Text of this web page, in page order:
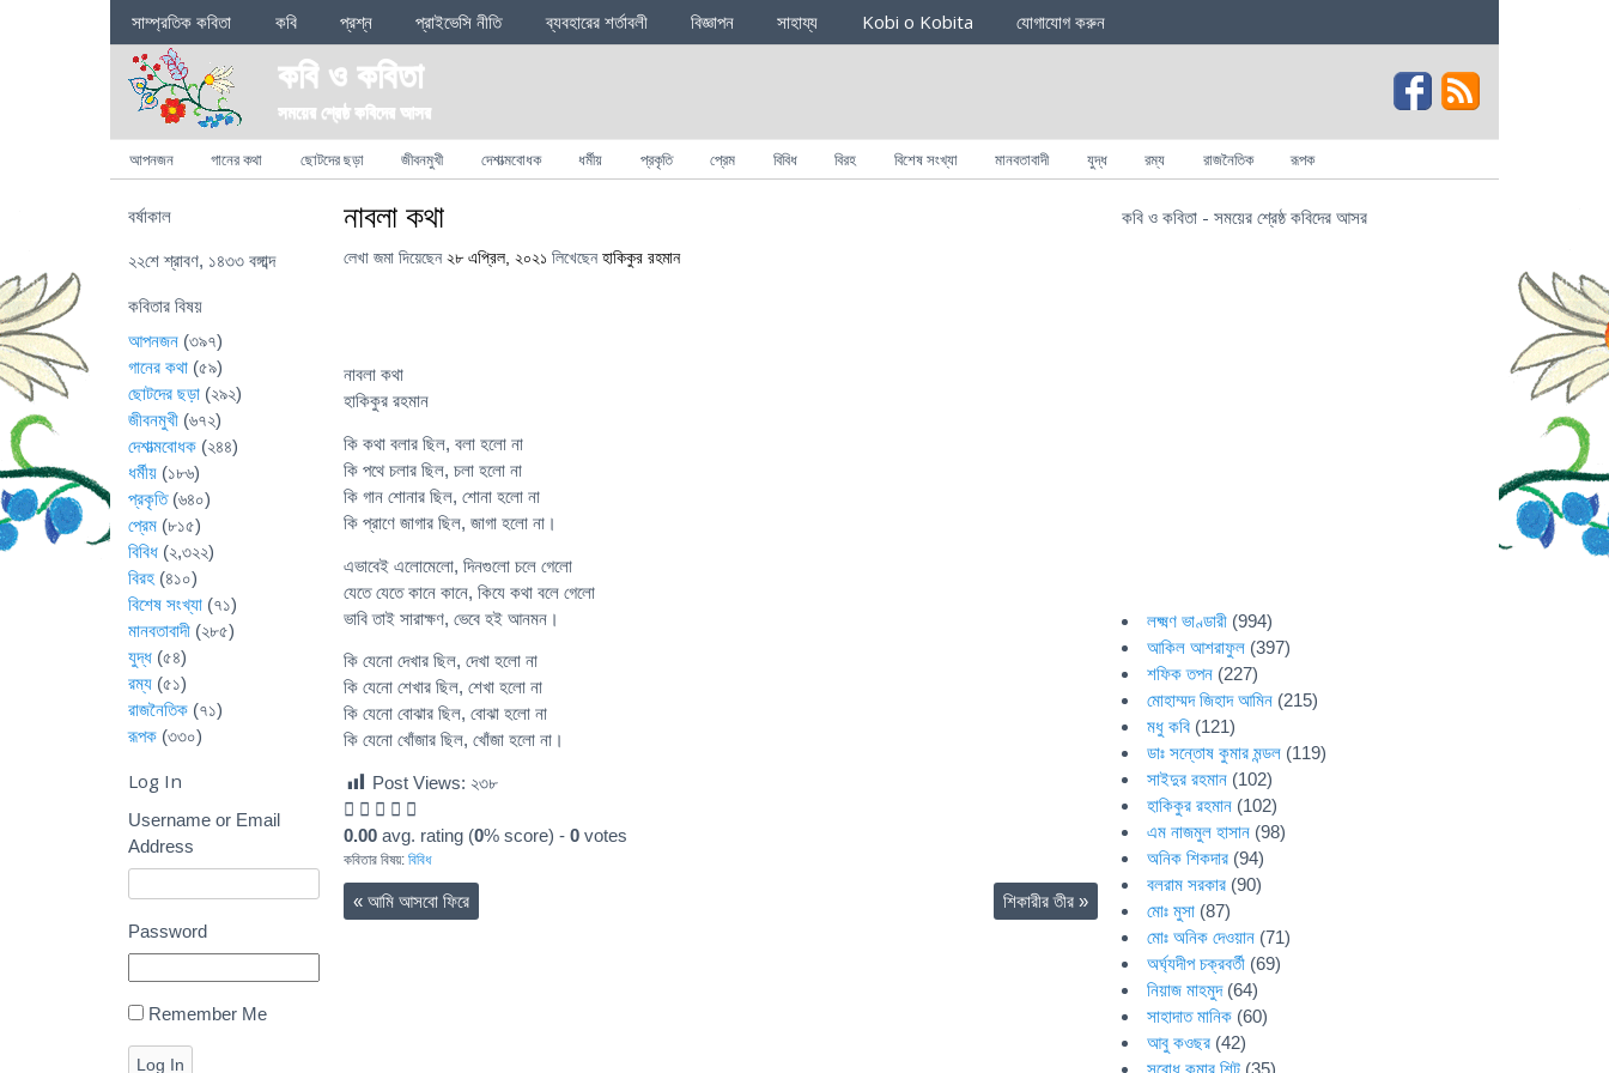
Sections
সাম্প্রতিক কবিতা কবি প্রশ্ন প্রাইভেসি নীতি ব্যবহারের শর্তাবলী বিজ্ঞাপন সাহায্য Kobi o Kobita যোগাযোগ করুন
কবি ও কবিতা
সময়ের শ্রেষ্ঠ কবিদের আসর
Categories
আপনজন গানের কথা ছোটদের ছড়া জীবনমুখী দেশাত্মবোধক ধর্মীয় প্রকৃতি প্রেম বিবিধ বিরহ বিশেষ সংখ্যা মানবতাবাদী যুদ্ধ রম্য রাজনৈতিক রূপক
নাবলা কথা
লেখা জমা দিয়েছেন ২৮ এপ্রিল, ২০২১ লিখেছেন হাকিকুর রহমান
নাবলা কথা
হাকিকুর রহমান
কি কথা বলার ছিল, বলা হলো না
কি পথে চলার ছিল, চলা হলো না
কি গান শোনার ছিল, শোনা হলো না
কি প্রাণে জাগার ছিল, জাগা হলো না।
এভাবেই এলোমেলো, দিনগুলো চলে গেলো
যেতে যেতে কানে কানে, কিযে কথা বলে গেলো
ভাবি তাই সারাক্ষণ, ভেবে হই আনমন।
কি যেনো দেখার ছিল, দেখা হলো না
কি যেনো শেখার ছিল, শেখা হলো না
কি যেনো বোঝার ছিল, বোঝা হলো না
কি যেনো খোঁজার ছিল, খোঁজা হলো না।
Post Views: ২৩৮
0.00 avg. rating (0% score) - 0 votes
কবিতার বিষয়: বিবিধ
« আমি আসবো ফিরে শিকারীর তীর »
বর্ষাকাল
২২শে শ্রাবণ, ১৪৩৩ বঙ্গাব্দ
কবিতার বিষয়
আপনজন (৩৯৭)
গানের কথা (৫৯)
ছোটদের ছড়া (২৯২)
জীবনমুখী (৬৭২)
দেশাত্মবোধক (২৪৪)
ধর্মীয় (১৮৬)
প্রকৃতি(৬৪০)
প্রেম (৮১৫)
বিবিধ (২,৩২২)
বিরহ (৪১০)
বিশেষ সংখ্যা (৭১)
মানবতাবাদী (২৮৫)
যুদ্ধ (৫৪)
রম্য (৫১)
রাজনৈতিক (৭১)
রূপক (৩৩০)
Log In
Username or Email
Address
Password
Remember Me
Log In
কবি ও কবিতা - সময়ের শ্রেষ্ঠ কবিদের আসর
লক্ষ্মণ ভাণ্ডারী (994)
আকিল আশরাফুল (397)
শফিক তপন (227)
মোহাম্মদ জিহাদ আমিন (215)
মধু কবি (121)
ডাঃ সন্তোষ কুমার মন্ডল (119)
সাইদুর রহমান (102)
হাকিকুর রহমান (102)
এম নাজমুল হাসান (98)
অনিক শিকদার (94)
বলরাম সরকার (90)
মোঃ মুসা (87)
মোঃ অনিক দেওয়ান (71)
অর্ঘ্যদীপ চক্রবর্তী (69)
নিয়াজ মাহমুদ(64)
সাহাদাত মানিক (60)
আবু কওছর (42)
সুবোধ কুমার শিট (35)